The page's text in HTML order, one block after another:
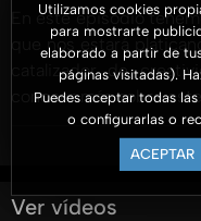
Utilizamos cookies
para mostrarte
elaborado a partir de
páginas visitadas).
Puedes aceptar todas
o configurarlas o
ACEPTAR
En este episodio
que nos estará
catalizador de
conocer más sobre
a 6 p.m. en Facebook,
explorar las
el mundo
todos lo programas de
Ver vídeos